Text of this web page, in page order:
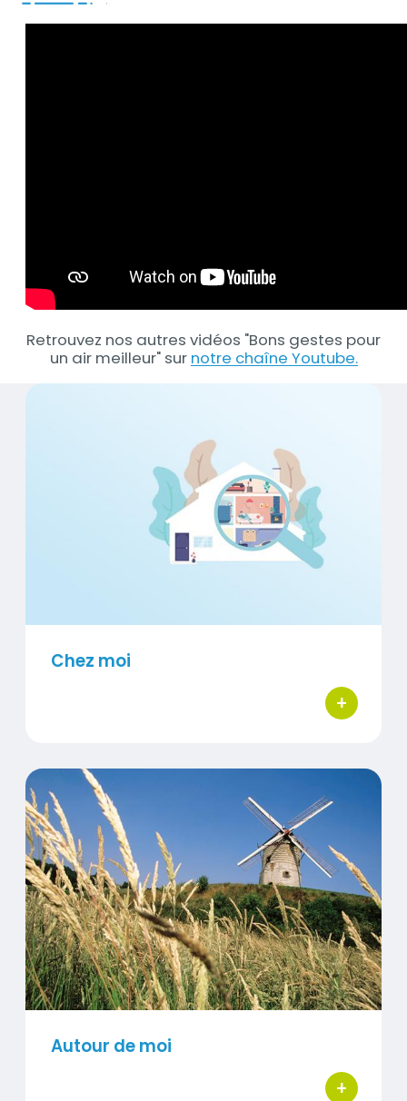
Retrouvez nos autres vidéos "Bons gestes pour
un air meilleur" sur notre chaîne Youtube.
Chez moi
+
bouton
Autour de moi
Visuel
Autour de moi
+